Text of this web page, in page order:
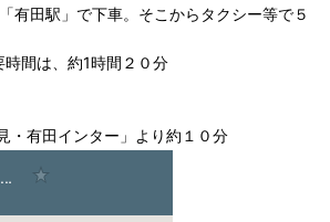
有田駅」で下車。そこからタクシー等で５
間は、約1時間２０分
・有田インター」より約１０分